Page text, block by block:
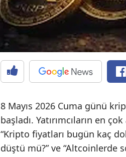
8 Mayıs 2026 Cuma günü
başladı. Yatırımcıların en
“Kripto fiyatları bugün kaç
düştü mü?” ve “Altcoinlerde